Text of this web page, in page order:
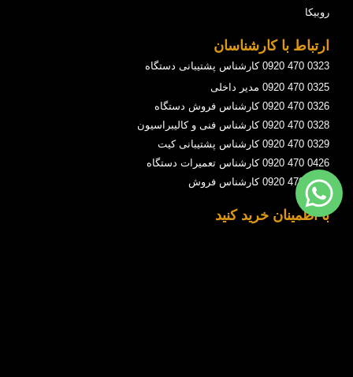
روبیکا
ارتباط با کارشناسان
0323 470 0920 کارشناس پشتیبانی دستگاه
0325 470 0920 مدیر داخلی
0326 470 0920 کارشناس فروش دستگاه
0328 470 0920 کارشناس فنی و کالیبراسیون
0329 470 0920 کارشناس پشتیبانی کیت
0426 470 0920 کارشناس تعمیرات دستگاه
0429 470 0920 کارشناس فروش
با اطمینان خرید کنید